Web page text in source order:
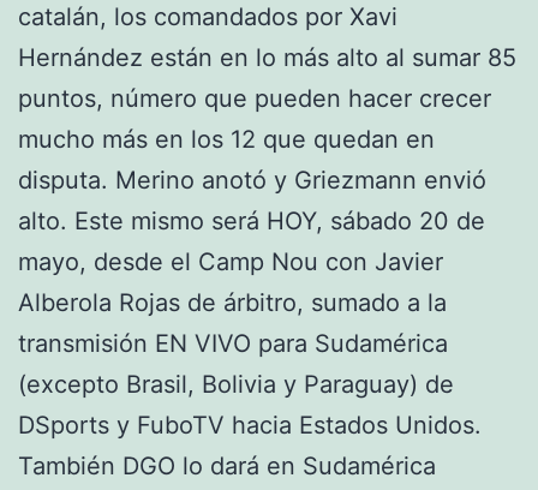
catalán, los comandados por Xavi
Hernández están en lo más alto al sumar 85
puntos, número que pueden hacer crecer
mucho más en los 12 que quedan en
disputa. Merino anotó y Griezmann envió
alto. Este mismo será HOY, sábado 20 de
mayo, desde el Camp Nou con Javier
Alberola Rojas de árbitro, sumado a la
transmisión EN VIVO para Sudamérica
(excepto Brasil, Bolivia y Paraguay) de
DSports y FuboTV hacia Estados Unidos.
También DGO lo dará en Sudamérica